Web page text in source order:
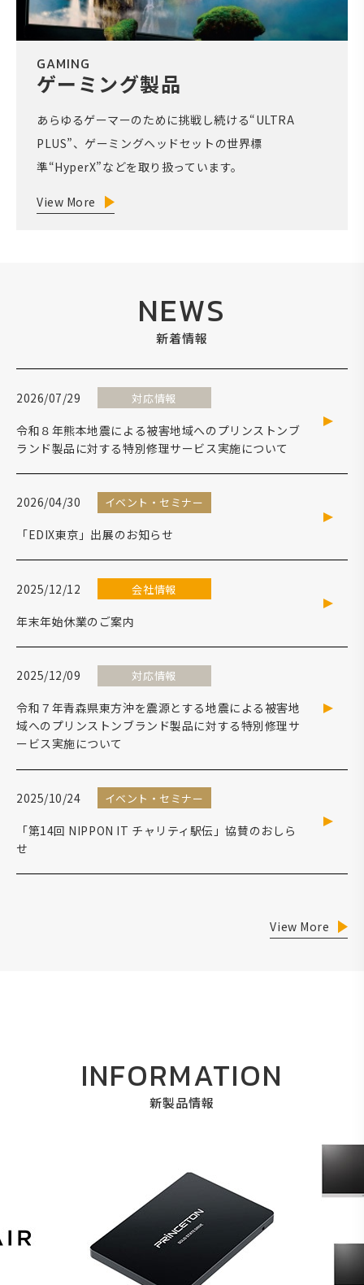
GAMING
ゲーミング製品
あらゆるゲーマーのために挑戦し続ける“ULTRA
PLUS”、ゲーミングヘッドセットの世界標
準“HyperX”などを取り扱っています。
View More
NEWS
新着情報
2026/07/29 対応情報
令和８年熊本地震による被害地域へのプリンストンブ
ランド製品に対する特別修理サービス実施について
2026/04/30 イベント・セミナー
「EDIX東京」出展のお知らせ
2025/12/12 会社情報
年末年始休業のご案内
2025/12/09 対応情報
令和７年青森県東方沖を震源とする地震による被害地
域へのプリンストンブランド製品に対する特別修理サ
ービス実施について
2025/10/24 イベント・セミナー
「第14回 NIPPON IT チャリティ駅伝」協賛のおしら
せ
View More
INFORMATION
新製品情報